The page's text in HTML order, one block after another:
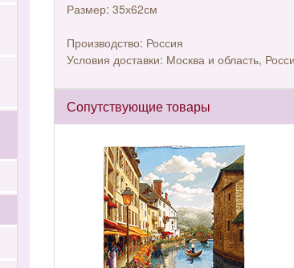
Размер: 35х62см
Производство: Россия
Условия доставки: Москва и область,
Сопутствующие товары